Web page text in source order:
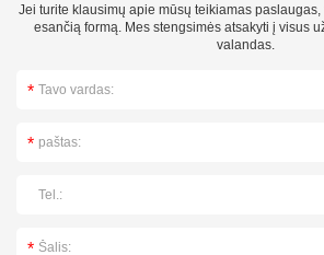
Jei turite klausimų apie mūsų teikiamas
esančią formą. Mes stengsimės atsakyti į visus
valandas.